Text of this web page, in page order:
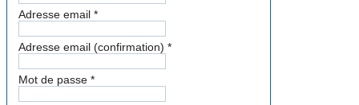
Adresse email *
Adresse email (confirmation) *
Mot de passe *